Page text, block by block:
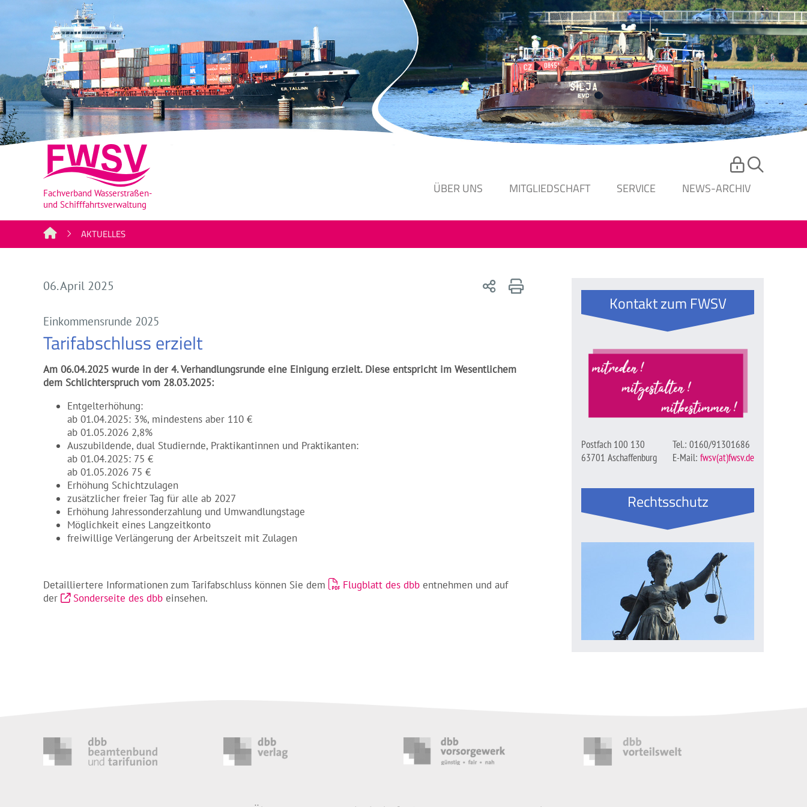
ÜBER UNS MITGLIEDSCHAFT SERVICE NEWS-ARCHIV
AKTUELLES
06. April 2025
Einkommensrunde 2025
Tarifabschluss erzielt
Am 06.04.2025 wurde in der 4. Verhandlungsrunde eine Einigung erzielt. Diese entspricht im Wesentlichem
dem Schlichterspruch vom 28.03.2025:
Entgelterhöhung:
ab 01.04.2025: 3%, mindestens aber 110 €
ab 01.05.2026 2,8%
Auszubildende, dual Studiernde, Praktikantinnen und Praktikanten:
ab 01.04.2025: 75 €
ab 01.05.2026 75 €
Erhöhung Schichtzulagen
zusätzlicher freier Tag für alle ab 2027
Erhöhung Jahressonderzahlung und Umwandlungstage
Möglichkeit eines Langzeitkonto
freiwillige Verlängerung der Arbeitszeit mit Zulagen
Detailliertere Informationen zum Tarifabschluss können Sie dem Flugblatt des dbb entnehmen und auf
der
Sonderseite des dbb einsehen.
Kontakt zum FWSV
Postfach 100 130
63701 Aschaffenburg
Tel.: 0160/91301686
E-Mail: fwsv(at)fwsv.de
Rechtsschutz